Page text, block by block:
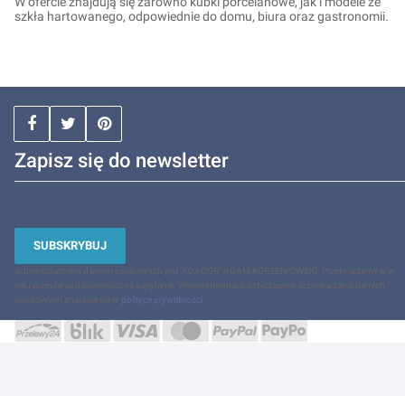
szkła hartowanego, odpowiednie do domu, biura oraz gastronomii.
Zapisz się do newsletter
SUBSKRYBUJ
Administratorem danych osobowych jest "ADACOR" ADAM KORZENIOWSKI. Przetwarzamy je w
celu przesłania odpowiedzi na zapytanie. Więcej informacji dotyczących przetwarzania danych
osobowych znajduje się w